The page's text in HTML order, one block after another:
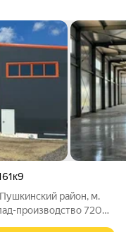
район, м.
производство 720